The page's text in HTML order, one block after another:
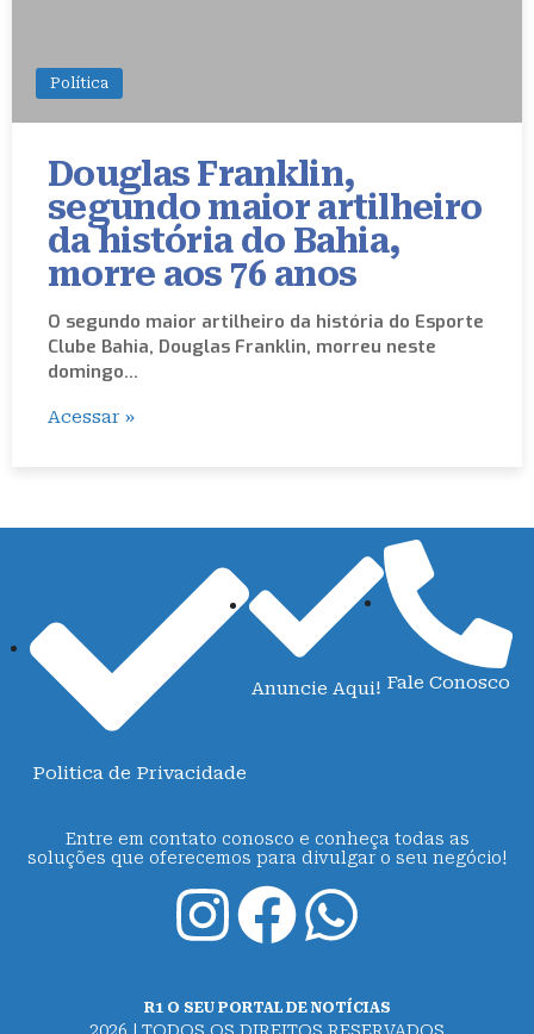
Política
Douglas Franklin,
segundo maior artilheiro
da história do Bahia,
morre aos 76 anos
O segundo maior artilheiro da história do Esporte
Clube Bahia, Douglas Franklin, morreu neste
domingo…
Acessar »
Politica de Privacidade
Anuncie Aqui! Fale Conosco
Entre em contato conosco e conheça todas as
soluções que oferecemos para divulgar o seu negócio!
R1 O SEU PORTAL DE NOTÍCIAS